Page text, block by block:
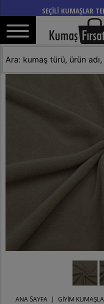
SEÇİLİ KUMAŞLAR
ANA SAYFA GİYİM